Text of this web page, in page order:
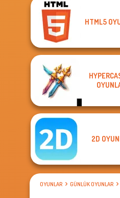
HTML5
2D
OYUNLAR GÜNLÜK OYUNLAR